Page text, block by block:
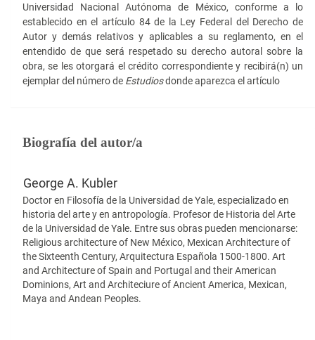
Universidad Nacional Autónoma de México, conforme a lo
establecido en el artículo 84 de la Ley Federal del Derecho de
Autor y demás relativos y aplicables a su reglamento, en el
entendido de que será respetado su derecho autoral sobre la
obra, se les otorgará el crédito correspondiente y recibirá(n) un
ejemplar del número de Estudiosdonde aparezca el artículo
Biografía del autor/a
George A. Kubler
Doctor en Filosofía de la Universidad de Yale, especializado en
historia del arte y en antropología. Profesor de Historia del Arte
de la Universidad de Yale. Entre sus obras pueden mencionarse:
Religious architecture of New México, Mexican Architecture of
the Sixteenth Century, Arquitectura Española 1500-1800. Art
and Architecture of Spain and Portugal and their American
Dominions, Art and Architeciure of Ancient America, Mexican,
Maya and Andean Peoples.